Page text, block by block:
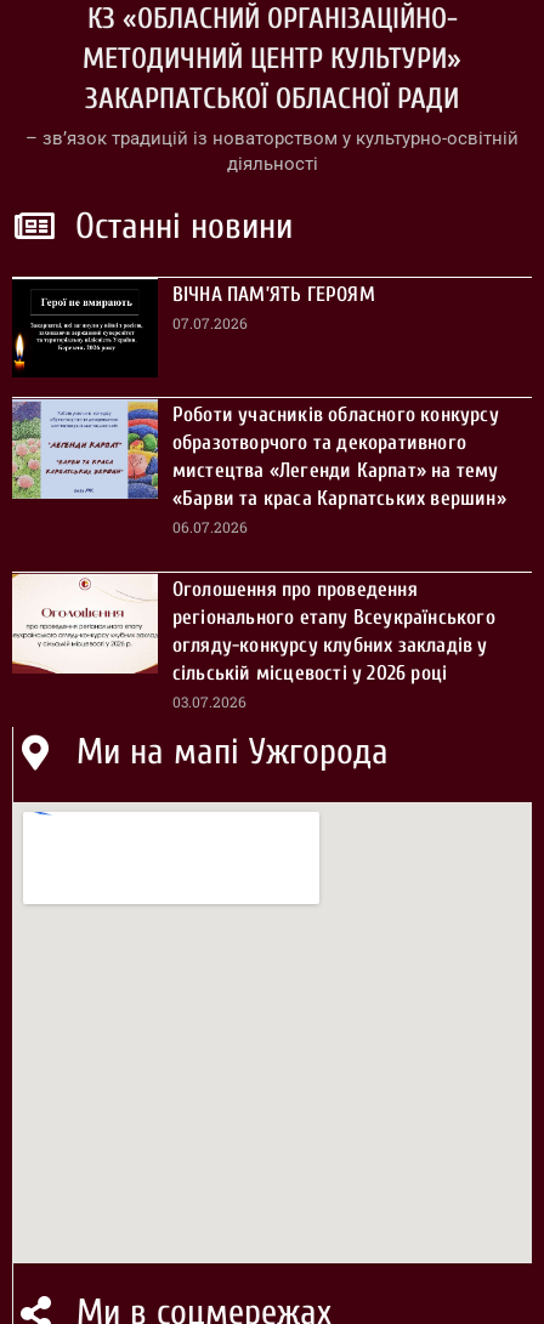
КЗ «ОБЛАСНИЙ ОРГАНІЗАЦІЙНО-
МЕТОДИЧНИЙ ЦЕНТР КУЛЬТУРИ»
ЗАКАРПАТСЬКОЇ ОБЛАСНОЇ РАДИ
– зв’язок традицій із новаторством у культурно-освітній
діяльності
Останні новини
ВІЧНА ПАМ’ЯТЬ ГЕРОЯМ
07.07.2026
Роботи учасників обласного конкурсу
образотворчого та декоративного
мистецтва «Легенди Карпат» на тему
«Барви та краса Карпатських вершин»
06.07.2026
Оголошення про проведення
регіонального етапу Всеукраїнського
огляду-конкурсу клубних закладів у
сільській місцевості у 2026 році
03.07.2026
Ми на мапі Ужгорода
Ми в соцмережах